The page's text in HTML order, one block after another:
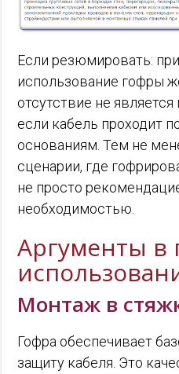
Если резюмировать:
использование гофры
отсутствие не
если кабель проходит
основаниям. Тем не
сценарии, где
не просто
необходимостью.
Аргументы в
Монтаж в
Гофра обеспечивает
защиту кабеля. Это